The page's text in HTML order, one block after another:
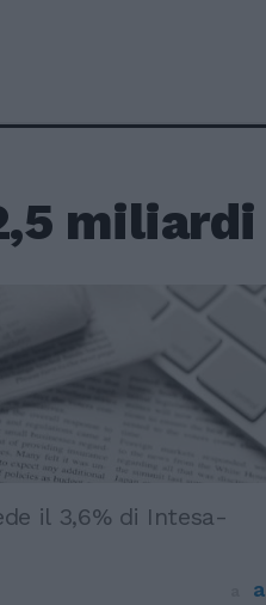
miliardi
il 3,6% di Intesa-
a